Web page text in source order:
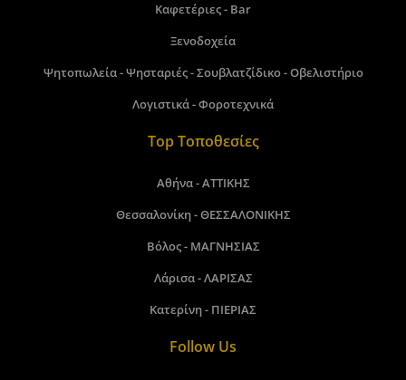
Καφετέριες - Bar
Ξενοδοχεία
Ψητοπωλεία - Ψησταριές - Σουβλατζίδικο - Οβελιστήριο
Λογιστικά - Φοροτεχνικά
Top Τοποθεσίες
Αθήνα - ΑΤΤΙΚΗΣ
Θεσσαλονίκη - ΘΕΣΣΑΛΟΝΙΚΗΣ
Βόλος - ΜΑΓΝΗΣΙΑΣ
Λάρισα - ΛΑΡΙΣΑΣ
Κατερίνη - ΠΙΕΡΙΑΣ
Follow Us